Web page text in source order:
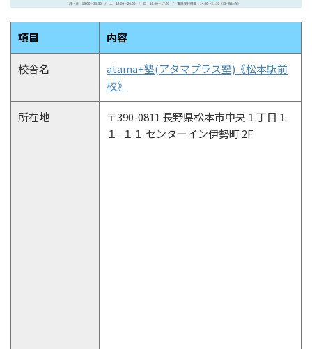
項目 内容
校舎名
atama+塾(アタマプラス塾)《松本駅前
校》
所在地
〒390-0811 長野県松本市中央１丁目１
１−１１ センターイン伊勢町 2F